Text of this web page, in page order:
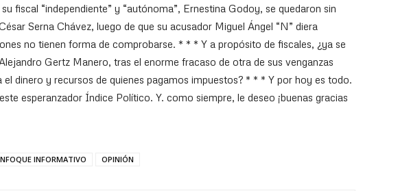
fiscal “independiente” y “autónoma”, Ernestina Godoy, se quedaron sin
Serna Chávez, luego de que su acusador Miguel Ángel “N” diera
no tienen forma de comprobarse. * * * Y a propósito de fiscales, ¿ya se
Gertz Manero, tras el enorme fracaso de otra de sus venganzas
el dinero y recursos de quienes pagamos impuestos? * * * Y por hoy es todo.
esperanzador Índice Político. Y. como siempre, le deseo ¡buenas gracias
INFORMATIVO OPINIÓN